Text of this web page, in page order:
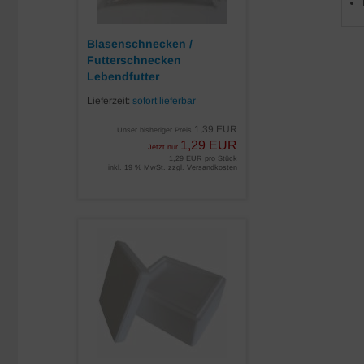
Blasenschnecken /
Futterschnecken
Lebendfutter
Lieferzeit:sofort lieferbar
Unser bisheriger Preis 1,39 EUR
Jetzt nur 1,29 EUR
1,29 EUR pro Stück
inkl. 19 % MwSt. zzgl. Versandkosten